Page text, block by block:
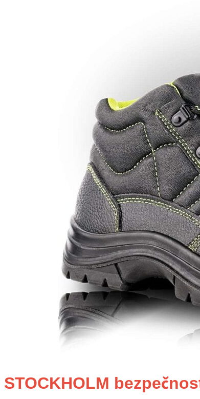
STOCKHOLM